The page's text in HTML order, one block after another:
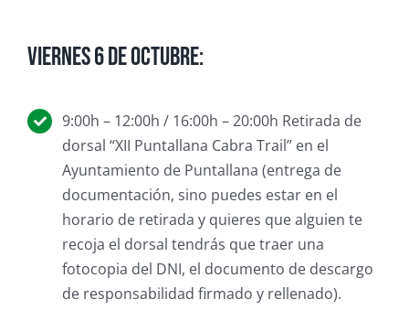
Viernes 6 de octubre:
9:00h – 12:00h / 16:00h – 20:00h Retirada de
dorsal “XII Puntallana Cabra Trail” en el
Ayuntamiento de Puntallana (entrega de
documentación, sino puedes estar en el
horario de retirada y quieres que alguien te
recoja el dorsal tendrás que traer una
fotocopia del DNI, el documento de descargo
de responsabilidad firmado y rellenado).